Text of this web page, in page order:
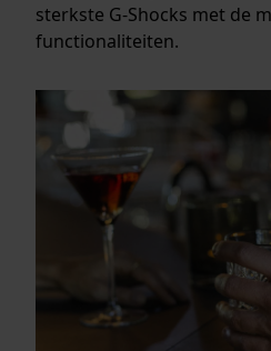
sterkste G-Shocks met de
functionaliteiten.